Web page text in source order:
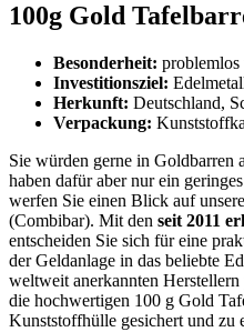
100g Gold
Besonderheit: problemlos
Investitionsziel:
Herkunft: Deutschland,
Verpackung:
Sie würden gerne in Goldbarren
haben dafür aber nur ein
werfen Sie einen Blick auf
(Combibar). Mit den seit 2011
entscheiden Sie sich für eine
der Geldanlage in das beliebte
weltweit anerkannten
die hochwertigen 100 g Gold
Kunststoffhülle gesichert und zu